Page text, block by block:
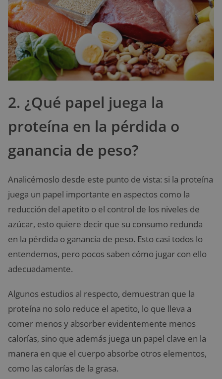
2. ¿Qué papel juega la
proteína en la pérdida o
ganancia de peso?
Analicémoslo desde este punto de vista: si la proteína
juega un papel importante en aspectos como la
reducción del apetito o el control de los niveles de
azúcar, esto quiere decir que su consumo redunda
en la pérdida o ganancia de peso. Esto casi todos lo
entendemos, pero pocos saben cómo jugar con ello
adecuadamente.
Algunos estudios al respecto, demuestran que la
proteína no solo reduce el apetito, lo que lleva a
comer menos y absorber evidentemente menos
calorías, sino que además juega un papel clave en la
manera en que el cuerpo absorbe otros elementos,
como las calorías de la grasa.